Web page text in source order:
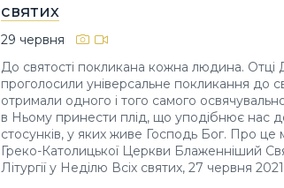
святих
29 червня
До святості покликана кожна людина.
проголосили універсальне покликання до
отримали одного і того самого
в Ньому принести плід, що уподібнює нас
стосунків, у яких живе Господь Бог. Про це
Греко-Католицької Церкви Блаженніший
Літургії у Неділю Всіх святих, 27 червня